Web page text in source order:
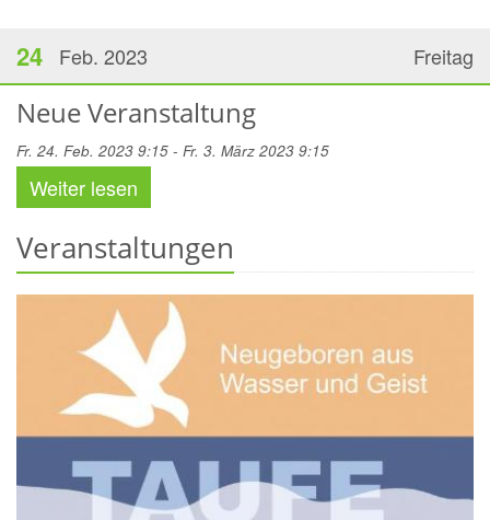
Freitag
24 Feb. 2023
Neue Veranstaltung
Fr. 24. Feb. 2023 9:15 - Fr. 3. März 2023 9:15
Weiter lesen
Veranstaltungen